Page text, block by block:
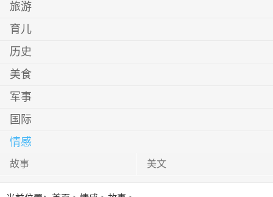
旅游
育儿
历史
美食
军事
国际
情感
故事 美文